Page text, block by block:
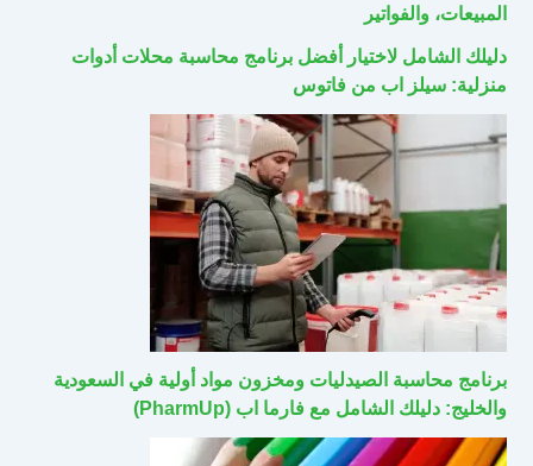
المبيعات، والفواتير
دليلك الشامل لاختيار أفضل برنامج محاسبة محلات أدوات
منزلية: سيلز اب من فاتوس
برنامج محاسبة الصيدليات ومخزون مواد أولية في السعودية
والخليج: دليلك الشامل مع فارما اب (PharmUp)